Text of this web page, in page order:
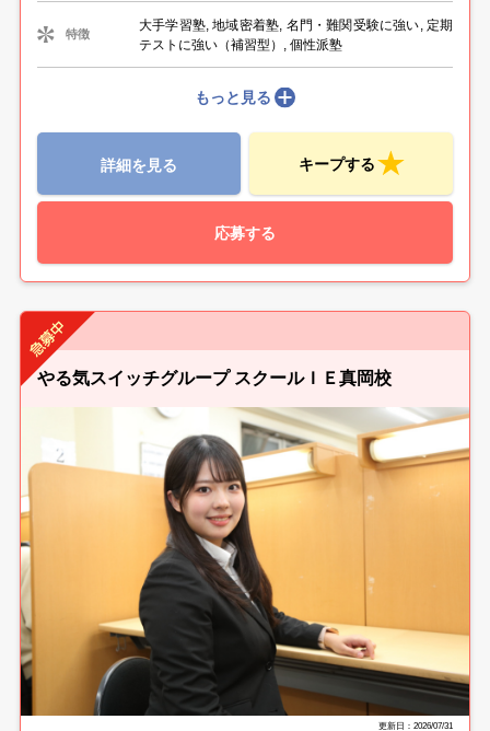
特徴
大手学習塾, 地域密着塾, 名門・難関受験に強い, 定期
テストに強い（補習型）, 個性派塾
もっと見る
詳細を見る キープする
応募する
やる気スイッチグループ スクールＩＥ真岡校
更新日：2026/07/31